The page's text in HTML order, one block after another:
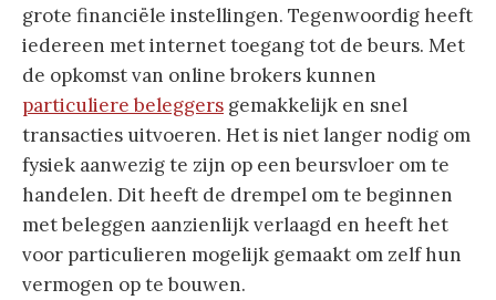
grote financiële instellingen. Tegenwoordig heeft
iedereen met internet toegang tot de beurs. Met
de opkomst van online brokers kunnen
particuliere beleggers gemakkelijk en snel
transacties uitvoeren. Het is niet langer nodig om
fysiek aanwezig te zijn op een beursvloer om te
handelen. Dit heeft de drempel om te beginnen
met beleggen aanzienlijk verlaagd en heeft het
voor particulieren mogelijk gemaakt om zelf hun
vermogen op te bouwen.